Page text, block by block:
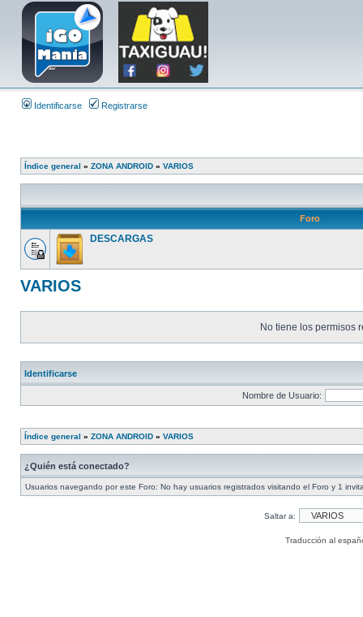
Identificarse Registrarse
Índice general » ZONA ANDROID » VARIOS
Foro
DESCARGAS
VARIOS
No tiene los permisos
Identificarse
Nombre de Usuario:
Índice general » ZONA ANDROID » VARIOS
¿Quién está conectado?
Usuarios navegando por este Foro: No hay usuarios registrados visitando el Foro y 1
Saltar a:
Traducción al